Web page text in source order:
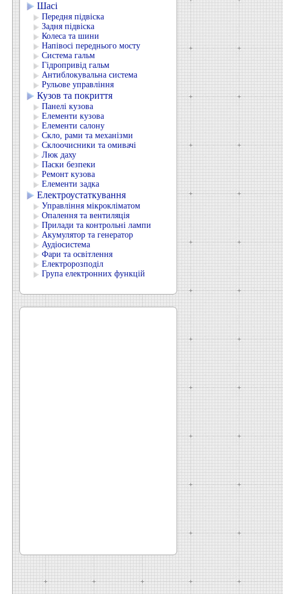
Шасі
Передня підвіска
Задня підвіска
Колеса та шини
Напівосі переднього мосту
Система гальм
Гідропривід гальм
Антиблокувальна система
Рульове управління
Кузов та покриття
Панелі кузова
Елементи кузова
Елементи салону
Скло, рами та механізми
Склоочисники та омивачі
Люк даху
Паски безпеки
Ремонт кузова
Елементи задка
Електроустаткування
Управління мікрокліматом
Опалення та вентиляція
Прилади та контрольні лампи
Акумулятор та генератор
Аудіосистема
Фари та освітлення
Електророзподіл
Група електронних функцій